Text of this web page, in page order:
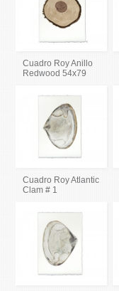
Cuadro Roy Anillo
Redwood 54x79
Cuadro Roy Atlantic
Clam # 1